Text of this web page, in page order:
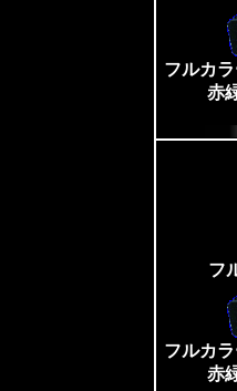
フルカ
赤
フ
フルカ
赤